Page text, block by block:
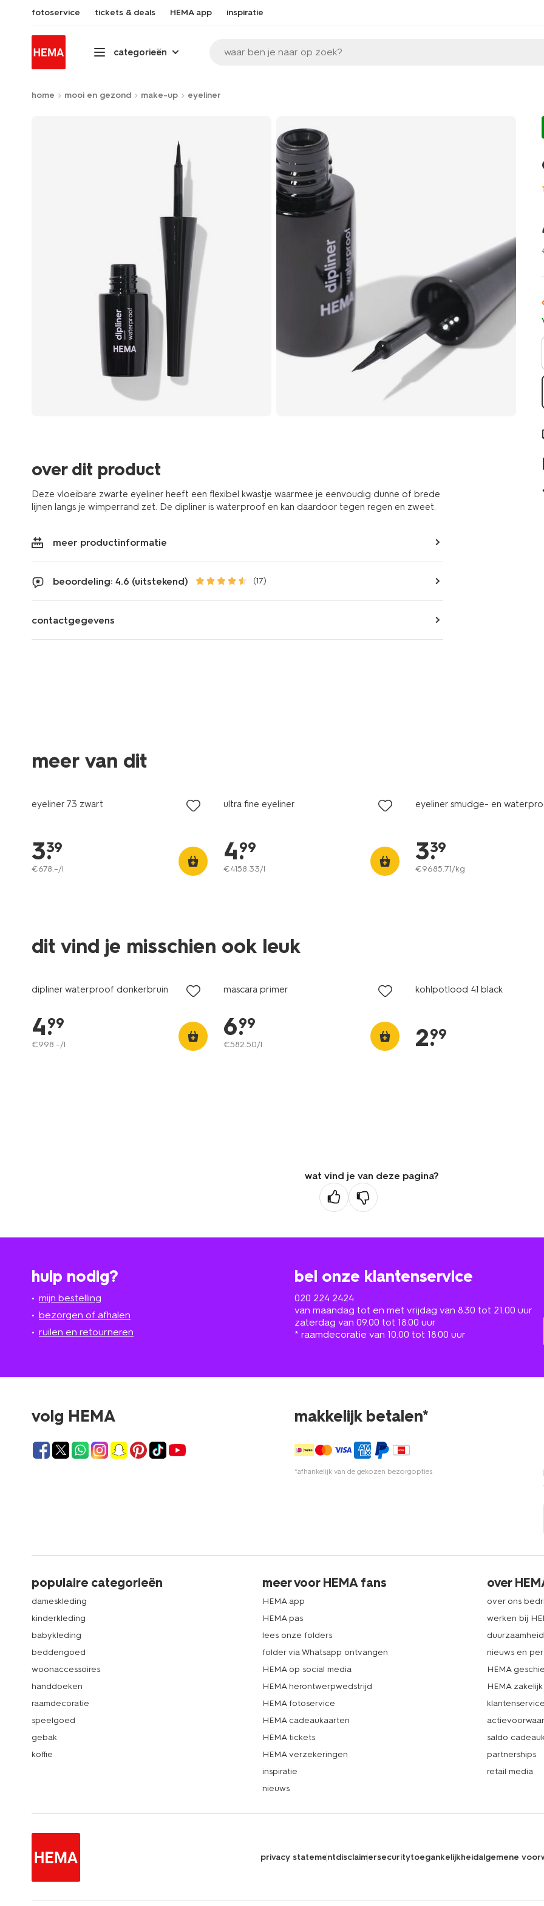
fotoservice tickets & deals HEMA app inspiratie
categorieën waar ben je naar op zoek?
home mooi en gezond make-up eyeliner
over dit product
Deze vloeibare zwarte eyeliner heeft een flexibel kwastje waarmee je eenvoudig dunne of brede
lijnen langs je wimperrand zet. De dipliner is waterproof en kan daardoor tegen regen en zweet.
meer productinformatie
beoordeling: 4.6 (uitstekend) (17)
contactgegevens
meer van dit
eyeliner 73 zwart
3.
39
€678.–/l
ultra fine eyeliner
4.
99
€4158.33/l
eyeliner smudge- en
3.
39
€9685.71/kg
dit vind je misschien ook leuk
dipliner waterproof donkerbruin
4.
99
€998.–/l
mascara primer
6.
99
€582.50/l
kohlpotlood 41 black
2.
99
wat vind je van deze pagina?
hulp nodig?
mijn bestelling
bezorgen of afhalen
ruilen en retourneren
bel onze klantenservice
020 224 2424
van maandag tot en met vrijdag van 8.30 tot 21.00 uur
zaterdag van 09.00 tot 18.00 uur
* raamdecoratie van 10.00 tot 18.00 uur
volg HEMA makkelijk betalen*
*afhankelijk van de gekozen bezorgopties
populaire categorieën
dameskleding
kinderkleding
babykleding
beddengoed
woonaccessoires
handdoeken
raamdecoratie
speelgoed
gebak
koffie
meer voor HEMA fans
HEMA app
HEMA pas
lees onze folders
folder via Whatsapp ontvangen
HEMA op social media
HEMA herontwerpwedstrijd
HEMA fotoservice
HEMA cadeaukaarten
HEMA tickets
HEMA verzekeringen
inspiratie
nieuws
over
over ons
werken bij
duurzaamheid
nieuws en
HEMA
HEMA zakelijk
klantenservice
saldo
partnerships
retail media
privacy statementdisclaimersecuritytoegankelijkheidalgemene